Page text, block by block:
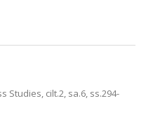
Studies, cilt.2, sa.6, ss.294-